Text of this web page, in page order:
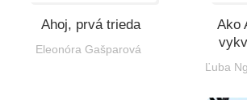
Ahoj, prvá trieda
Eleonóra Gašparová
Ako
Ľuba